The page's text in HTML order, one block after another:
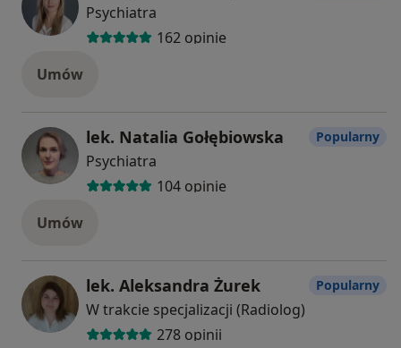
Psychiatra
162 opinie
Umów
lek. Natalia Gołębiowska
Psychiatra
104 opinie
Popularny
Umów
lek. Aleksandra Żurek
W trakcie specjalizacji (Radiolog)
278 opinii
Popularny